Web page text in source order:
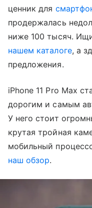
ценник для
продержалась
ниже 100 тысяч.
нашем каталоге, а
предложения.
iPhone 11 Pro Max
дорогим и самым
У него стоит
крутая тройная
мобильный
наш обзор.